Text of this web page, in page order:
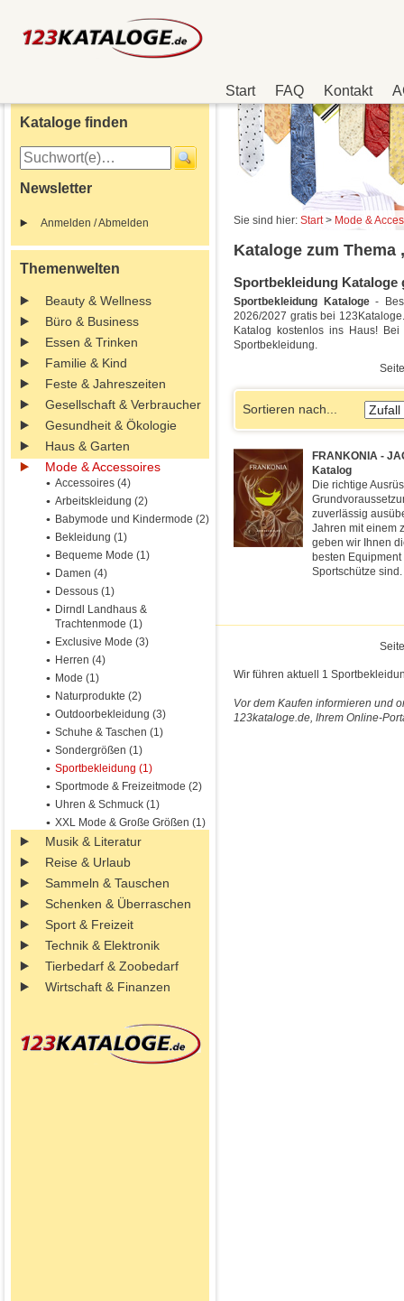
Start FAQ Kontakt
Kataloge finden
Newsletter
Anmelden / Abmelden
Themenwelten
Beauty & Wellness
Büro & Business
Essen & Trinken
Familie & Kind
Feste & Jahreszeiten
Gesellschaft & Verbraucher
Gesundheit & Ökologie
Haus & Garten
Mode & Accessoires
Accessoires (4)
Arbeitskleidung (2)
Babymode und Kindermode (2)
Bekleidung (1)
Bequeme Mode (1)
Damen (4)
Dessous (1)
Dirndl Landhaus &
Trachtenmode (1)
Exclusive Mode (3)
Herren (4)
Mode (1)
Naturprodukte (2)
Outdoorbekleidung (3)
Schuhe & Taschen (1)
Sondergrößen (1)
Sportbekleidung (1)
Sportmode & Freizeitmode (2)
Uhren & Schmuck (1)
XXL Mode & Große Größen (1)
Musik & Literatur
Reise & Urlaub
Sammeln & Tauschen
Schenken & Überraschen
Sport & Freizeit
Technik & Elektronik
Tierbedarf & Zoobedarf
Wirtschaft & Finanzen
Sie sind hier: Start> Mode &
Kataloge zum Thema
Sportbekleidung Kataloge
Sportbekleidung Kataloge-
2026/2027 gratis bei
Katalog kostenlos ins Haus!
Sportbekleidung.
Sortieren nach...
FRANKONIA -
Katalog
Die richtige
zuverlässig
Jahren mit einem
geben wir Ihnen
besten
Sportschütze sind.
Wir führen aktuell 1
Vor dem Kaufen informieren und
123kataloge.de, Ihrem Online-